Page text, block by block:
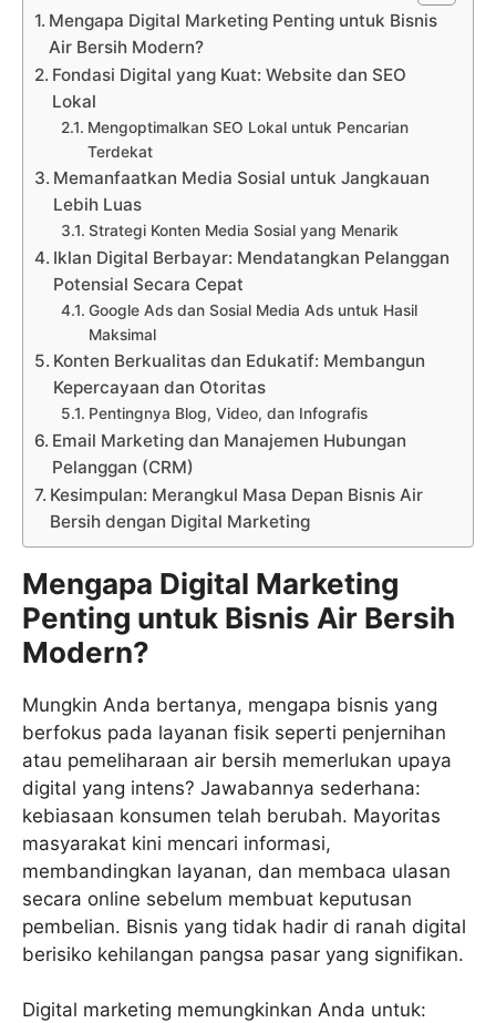
Mengapa Digital Marketing Penting untuk Bisnis
Air Bersih Modern?
Fondasi Digital yang Kuat: Website dan SEO
Lokal
Mengoptimalkan SEO Lokal untuk Pencarian
Terdekat
Memanfaatkan Media Sosial untuk Jangkauan
Lebih Luas
Strategi Konten Media Sosial yang Menarik
Iklan Digital Berbayar: Mendatangkan Pelanggan
Potensial Secara Cepat
Google Ads dan Sosial Media Ads untuk Hasil
Maksimal
Konten Berkualitas dan Edukatif: Membangun
Kepercayaan dan Otoritas
Pentingnya Blog, Video, dan Infografis
Email Marketing dan Manajemen Hubungan
Pelanggan (CRM)
Kesimpulan: Merangkul Masa Depan Bisnis Air
Bersih dengan Digital Marketing
Mengapa Digital Marketing
Penting untuk Bisnis Air Bersih
Modern?
Mungkin Anda bertanya, mengapa bisnis yang
berfokus pada layanan fisik seperti penjernihan
atau pemeliharaan air bersih memerlukan upaya
digital yang intens? Jawabannya sederhana:
kebiasaan konsumen telah berubah. Mayoritas
masyarakat kini mencari informasi,
membandingkan layanan, dan membaca ulasan
secara online sebelum membuat keputusan
pembelian. Bisnis yang tidak hadir di ranah digital
berisiko kehilangan pangsa pasar yang signifikan.
Digital marketing memungkinkan Anda untuk: